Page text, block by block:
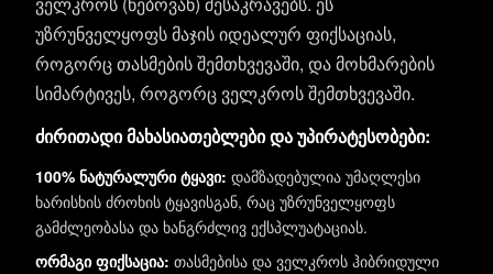
უზრუნველყოფს მაჯის იდეალურ ფიქსაციას,
როგორც თასმების შემთხვევაში, და მოხმარების
სიმარტივეს, როგორც ველკროს შემთხვევაში.
ძირითადი მახასიათებლები და უპირატესობები:
100% ნატურალური ტყავი: დამზადებულია უმაღლესი
ხარისხის ძროხის ტყავისგან, რაც უზრუნველყოფს
გამძლეობასა და ხანგრძლივ ექსპლუატაციას.
ორმაგი ფიქსაცია: თასმებისა და ველკროს ჰიბრიდული